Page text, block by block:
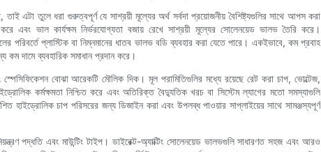
তুলে ধরা গুরুত্বপূর্ণ যে সাশ্রয়ী মূল্যের অর্থ সর্বদা প্রয়োজনীয় বৈশিষ্ট্যগুলির সাথে আপস করা
এবং ভাল কার্যক্ষম নির্ভরযোগ্যতা বজায় রেখে সাশ্রয়ী মূল্যের সোলেনয়েড ভালভ তৈরি করে।
পরিবর্তে প্লাস্টিক বা নিম্নমানের ধাতব ভালভ বডি ব্যবহার করা যেতে পারে। একইভাবে, কম প্রবাহ
দামে ব্যবহারিক সমাধান প্রদান করে।
বোঝা আরেকটি মৌলিক দিক। মূল পরামিতিগুলির মধ্যে রয়েছে রেট করা চাপ, ভোল্টেজ,
কর্মক্ষমতা নিশ্চিত করে এবং অতিরিক্ত বৈদ্যুতিক খরচ বা সিস্টেম ল্যাগের মতো সমস্যাগুলি
হাইড্রোলিক চাপ পরিসরের জন্য ডিজাইন করা এবং উপলব্ধ পাওয়ার সাপ্লাইয়ের সাথে সামঞ্জস্যপূর্ণ
পদ্ধতি এবং মাউন্টিং টাইপ। ডাইরেক্ট-অ্যাক্টিং সোলেনয়েড ভালভগুলি সাধারণত সহজ এবং আরও